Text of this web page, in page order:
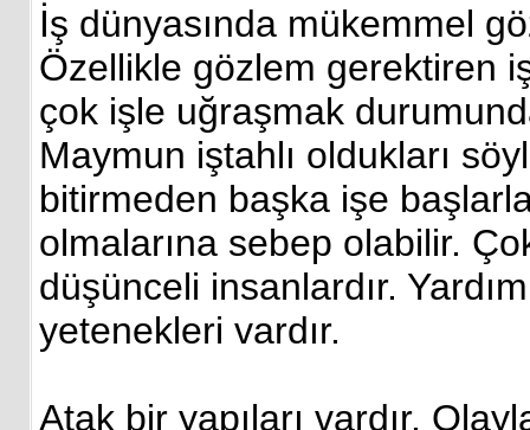
İş dünyasında mükemmel
Özellikle gözlem gerektiren
çok işle uğraşmak
Maymun iştahlı oldukları
bitirmeden başka işe
olmalarına sebep olabilir.
düşünceli insanlardır.
yetenekleri vardır.
Atak bir yapıları vardır.